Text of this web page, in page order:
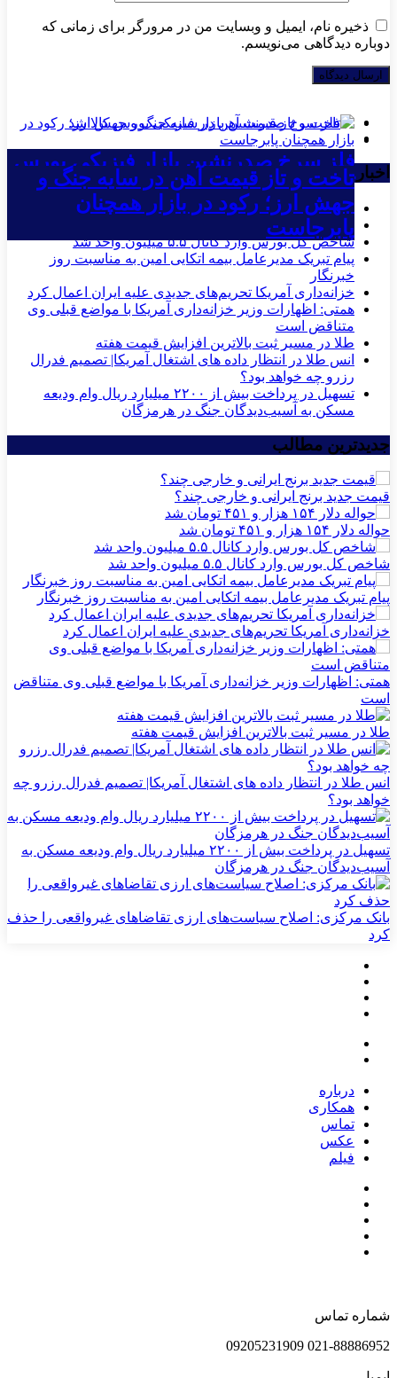
ایمیل *
دوباره دیدگاهی می‌نویسم.
فلز سرخ صدرنشین بازار فیزیکی بورس
کالا شد
تاخت و تاز قیمت آهن در سایه جنگ و
جهش ارز؛ رکود در بازار همچنان
پابرجاست
اخبار
قیمت جدید برنج ایرانی و خارجی چند؟
حواله دلار ۱۵۴ هزار و ۴۵۱ تومان شد
شاخص کل بورس وارد کانال ۵.۵ میلیون واحد شد
پیام تبریک مدیرعامل بیمه اتکایی امین به مناسبت روز
خبرنگار
خزانه‌داری آمریکا تحریم‌های جدیدی علیه ایران اعمال کرد
همتی: اظهارات وزیر خزانه‌داری آمریکا با مواضع قبلی وی
متناقض است
طلا در مسیر ثبت بالاترین افزایش قیمت هفته
انس طلا در انتظار داده های اشتغال آمریکا| تصمیم فدرال
رزرو چه خواهد بود؟
مسکن به آسیب‌دیدگان جنگ در هرمزگان
جدیدترین مطالب
قیمت جدید برنج ایرانی و خارجی چند؟
حواله دلار ۱۵۴ هزار و ۴۵۱ تومان شد
شاخص کل بورس وارد کانال ۵.۵ میلیون واحد شد
پیام تبریک مدیرعامل بیمه اتکایی امین به مناسبت روز خبرنگار
خزانه‌داری آمریکا تحریم‌های جدیدی علیه ایران اعمال کرد
همتی: اظهارات وزیر خزانه‌داری آمریکا با مواضع قبلی وی متناقض
است
طلا در مسیر ثبت بالاترین افزایش قیمت هفته
انس طلا در انتظار داده های اشتغال آمریکا| تصمیم فدرال رزرو چه
خواهد بود؟
تسهیل در پرداخت بیش از ۲۲۰۰ میلیارد ریال وام ودیعه مسکن به
آسیب‌دیدگان جنگ در هرمزگان
درباره
همکاری
تماس
شماره تماس